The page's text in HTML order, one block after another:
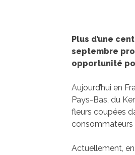
Plus d’une
septembre
opportunité
Aujourd’hui en
Pays-Bas, du
fleurs coupées
consommateurs
Actuellement,